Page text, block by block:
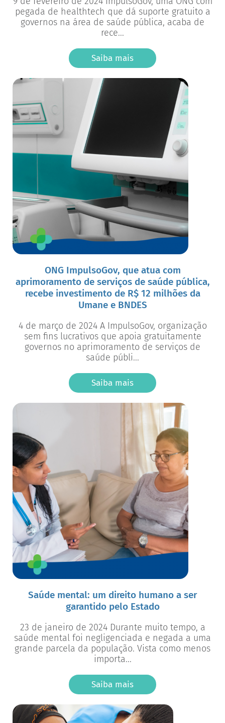
pegada de healthtech que dá suporte gratuito a
governos na área de saúde pública, acaba de
rece...
Saiba mais
ONG ImpulsoGov, que atua com
aprimoramento de serviços de saúde pública,
recebe investimento de R$ 12 milhões da
Umane e BNDES
4 de março de 2024 A ImpulsoGov, organização
sem fins lucrativos que apoia gratuitamente
governos no aprimoramento de serviços de
saúde públi...
Saiba mais
Saúde mental: um direito humano a ser
garantido pelo Estado
23 de janeiro de 2024 Durante muito tempo, a
saúde mental foi negligenciada e negada a uma
grande parcela da população. Vista como menos
importa...
Saiba mais